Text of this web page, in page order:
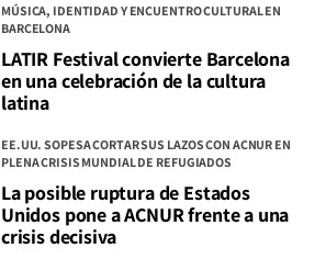
MÚSICA, IDENTIDAD Y ENCUENTRO CULTURAL EN
BARCELONA
LATIR Festival convierte Barcelona
en una celebración de la cultura
latina
EE.UU. SOPESA CORTAR SUS LAZOS CON ACNUR EN
PLENA CRISIS MUNDIAL DE REFUGIADOS
La posible ruptura de Estados
Unidos pone a ACNUR frente a una
crisis decisiva